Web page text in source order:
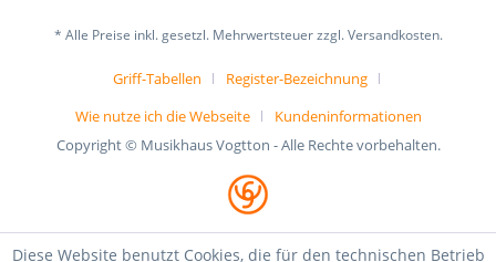
* Alle Preise inkl. gesetzl. Mehrwertsteuer zzgl. Versandkosten.
Griff-Tabellen
Register-Bezeichnung
Wie nutze ich die Webseite
Kundeninformationen
Copyright © Musikhaus Vogtton - Alle Rechte vorbehalten.
Diese Website benutzt Cookies, die für den technischen Betrieb